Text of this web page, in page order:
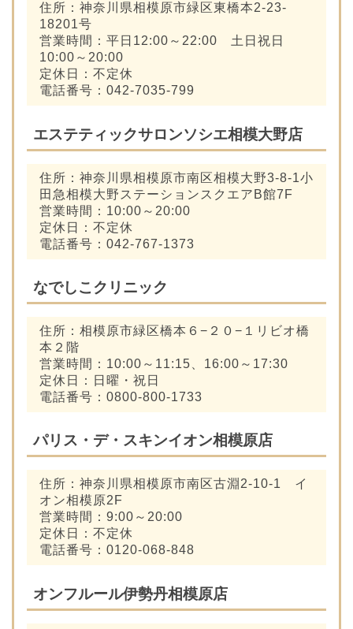
住所：神奈川県相模原市緑区東橋本2-23-
18201号
営業時間：平日12:00～22:00 土日祝日
10:00～20:00
定休日：不定休
電話番号：042-7035-799
エステティックサロンソシエ相模大野店
住所：神奈川県相模原市南区相模大野3-8-1小
田急相模大野ステーションスクエアB館7F
営業時間：10:00～20:00
定休日：不定休
電話番号：042-767-1373
なでしこクリニック
住所：相模原市緑区橋本６−２０−１リビオ橋
本２階
営業時間：10:00～11:15、16:00～17:30
定休日：日曜・祝日
電話番号：0800-800-1733
パリス・デ・スキンイオン相模原店
住所：神奈川県相模原市南区古淵2-10-1 イ
オン相模原2F
営業時間：9:00～20:00
定休日：不定休
電話番号：0120-068-848
オンフルール伊勢丹相模原店